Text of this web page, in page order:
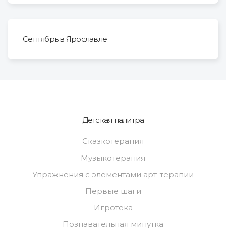
Сентябрь в Ярославле
Детская палитра
Сказкотерапия
Музыкотерапия
Упражнения с элементами арт-терапии
Первые шаги
Игротека
Познавательная минутка